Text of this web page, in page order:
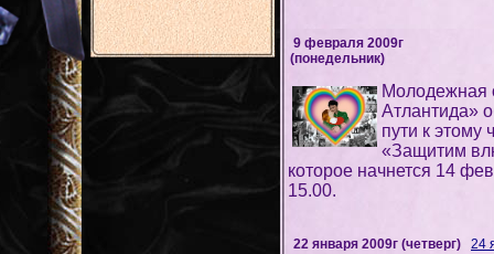
9 февраля 2009г
(понедельник)
Молодежная
Атлантида»
пути к этому
«Защитим
которое начнется 14
15.00.
22 января 2009г (четверг) 24